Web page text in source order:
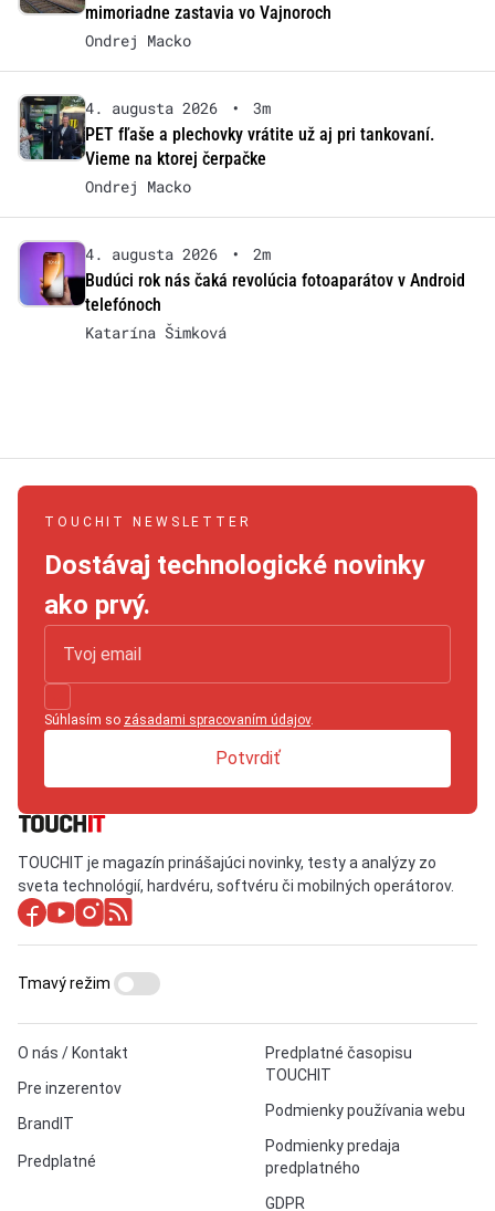
mimoriadne zastavia vo Vajnoroch
Ondrej Macko
4. augusta 2026 •
3m
PET fľaše a plechovky vrátite už aj pri tankovaní.
Vieme na ktorej čerpačke
Ondrej Macko
4. augusta 2026 •
2m
Budúci rok nás čaká revolúcia fotoaparátov v Android
telefónoch
Katarína Šimková
TOUCHIT NEWSLETTER
Dostávaj technologické novinky
ako prvý.
Súhlasím so zásadami spracovaním údajov.
Potvrdiť
TOUCHIT je magazín prinášajúci novinky, testy a analýzy zo
sveta technológií, hardvéru, softvéru či mobilných operátorov.
O nás / Kontakt
Pre inzerentov
BrandIT
Predplatné
Predplatné časopisu
TOUCHIT
Podmienky používania webu
Podmienky predaja
predplatného
GDPR
Tmavý režim